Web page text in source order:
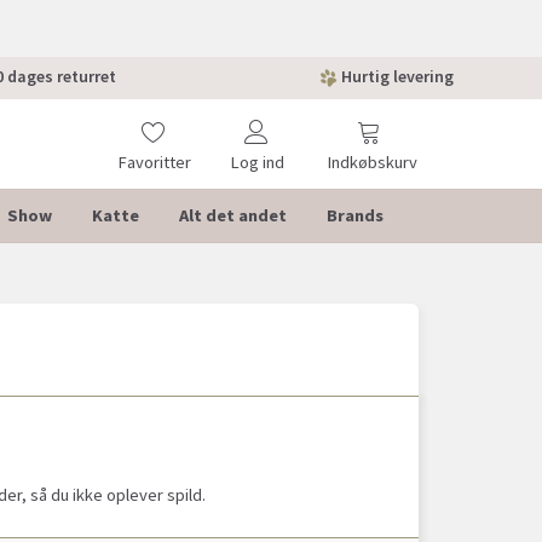
dages returret Hurtig levering
Indkøbskurv
Favoritter Log ind
Show Katte Alt det andet Brands
så du ikke oplever spild.